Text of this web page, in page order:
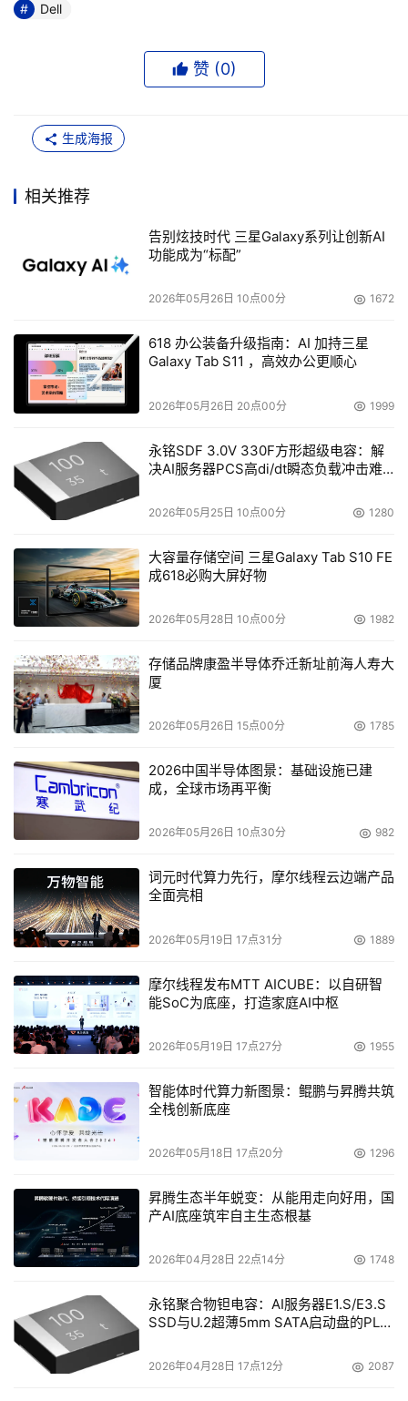
能够以最低的总体拥有成本享受到到个性化存储解决方案，
在签署仪式上，双方对营造合作共赢的教育市场均表示
尔与EMC此项协议的签署具有十分重要的意义。在进入中
名的成绩，我们在企业级产品领域的表现更为突出。根据权
国市场服务器产品领域最大的供应商。我们相信，戴尔与
EMC教育市场合作协议的签署，将全面推动戴尔在中国企
签字仪式后，戴尔公司还安排EMC客人参观了其位于厦
门的“中国客户中心”。对于戴尔公司“直接经营”的高效业务
模式，前来参加签字仪式的EMC公司亚太区副总裁高积信
先生(Gary Jackson)十分赞赏：“戴尔公司在客户端的优势
行业唯一战略伙伴的原因。我们希望通过教育行业的试点,
进一步拓宽双方在中国市场的战略合作。同时我们相信，与
戴尔的合作将是珠联璧合，一定能打造出双赢的教育市
本文来源于DOIT传媒，文章内容仅供参考，不构成投资建议。
Dell
赞 (0)
生成海报
相关推荐
告别炫技时代 三星Galaxy系列让创新AI
功能成为“标配”
2026年05月26日 10点00分 1672
618 办公装备升级指南：AI 加持三星
Galaxy Tab S11 ，高效办公更顺心
2026年05月26日 20点00分 1999
永铭SDF 3.0V 330F方形超级电容：解
决AI服务器PCS高di/dt瞬态负载冲击难
2026年05月25日 10点00分 1280
大容量存储空间 三星Galaxy Tab S10 FE
成618必购大屏好物
2026年05月28日 10点00分 1982
存储品牌康盈半导体乔迁新址前海人寿大
厦
2026年05月26日 15点00分 1785
2026中国半导体图景：基础设施已建
成，全球市场再平衡
2026年05月26日 10点30分 982
词元时代算力先行，摩尔线程云边端产品
全面亮相
2026年05月19日 17点31分 1889
摩尔线程发布MTT AICUBE：以自研智
能SoC为底座，打造家庭AI中枢
2026年05月19日 17点27分 1955
智能体时代算力新图景：鲲鹏与昇腾共筑
全栈创新底座
2026年05月18日 17点20分 1296
昇腾生态半年蜕变：从能用走向好用，国
产AI底座筑牢自主生态根基
2026年04月28日 22点14分 1748
永铭聚合物钽电容：AI服务器E1.S/E3.S
SSD与U.2超薄5mm SATA启动盘的PLP
2026年04月28日 17点12分 2087